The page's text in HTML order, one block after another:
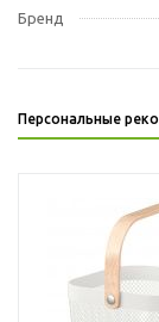
Бренд
Персональные